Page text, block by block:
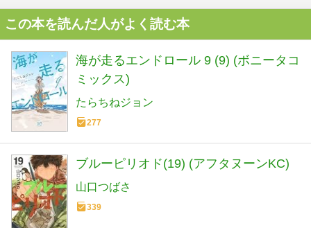
この本を読んだ人がよく読む本
海が走るエンドロール 9 (9) (ボニータコ
ミックス)
たらちねジョン
277
ブルーピリオド(19) (アフタヌーンKC)
山口つばさ
339